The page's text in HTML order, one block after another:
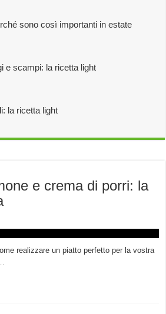
sono così importanti in estate
e scampi: la ricetta light
la ricetta light
e crema di porri: la
realizzare un piatto perfetto per la vostra